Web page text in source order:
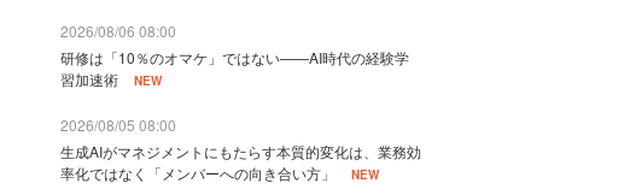
2026/08/06 08:00
研修は「10％のオマケ」ではない——AI時代の経験学
習加速術
NEW
2026/08/05 08:00
生成AIがマネジメントにもたらす本質的変化は、業務効
率化ではなく「メンバーへの向き合い方」
NEW